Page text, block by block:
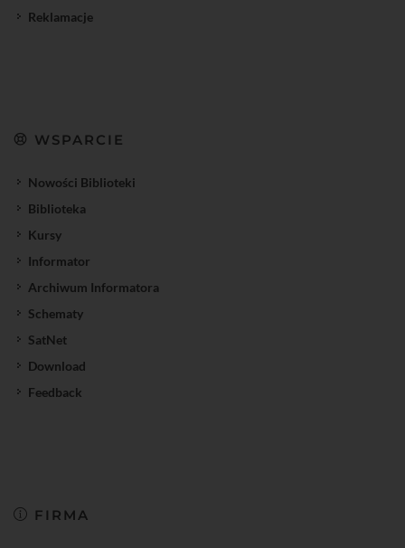
Reklamacje
WSPARCIE
Nowości Biblioteki
Biblioteka
Kursy
Informator
Archiwum Informatora
Schematy
SatNet
Download
Feedback
FIRMA